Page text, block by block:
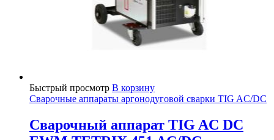
Быстрый просмотр В корзину
Сварочные аппараты аргонодуговой сварки TIG AC/DC
Сварочный аппарат TIG AC DC